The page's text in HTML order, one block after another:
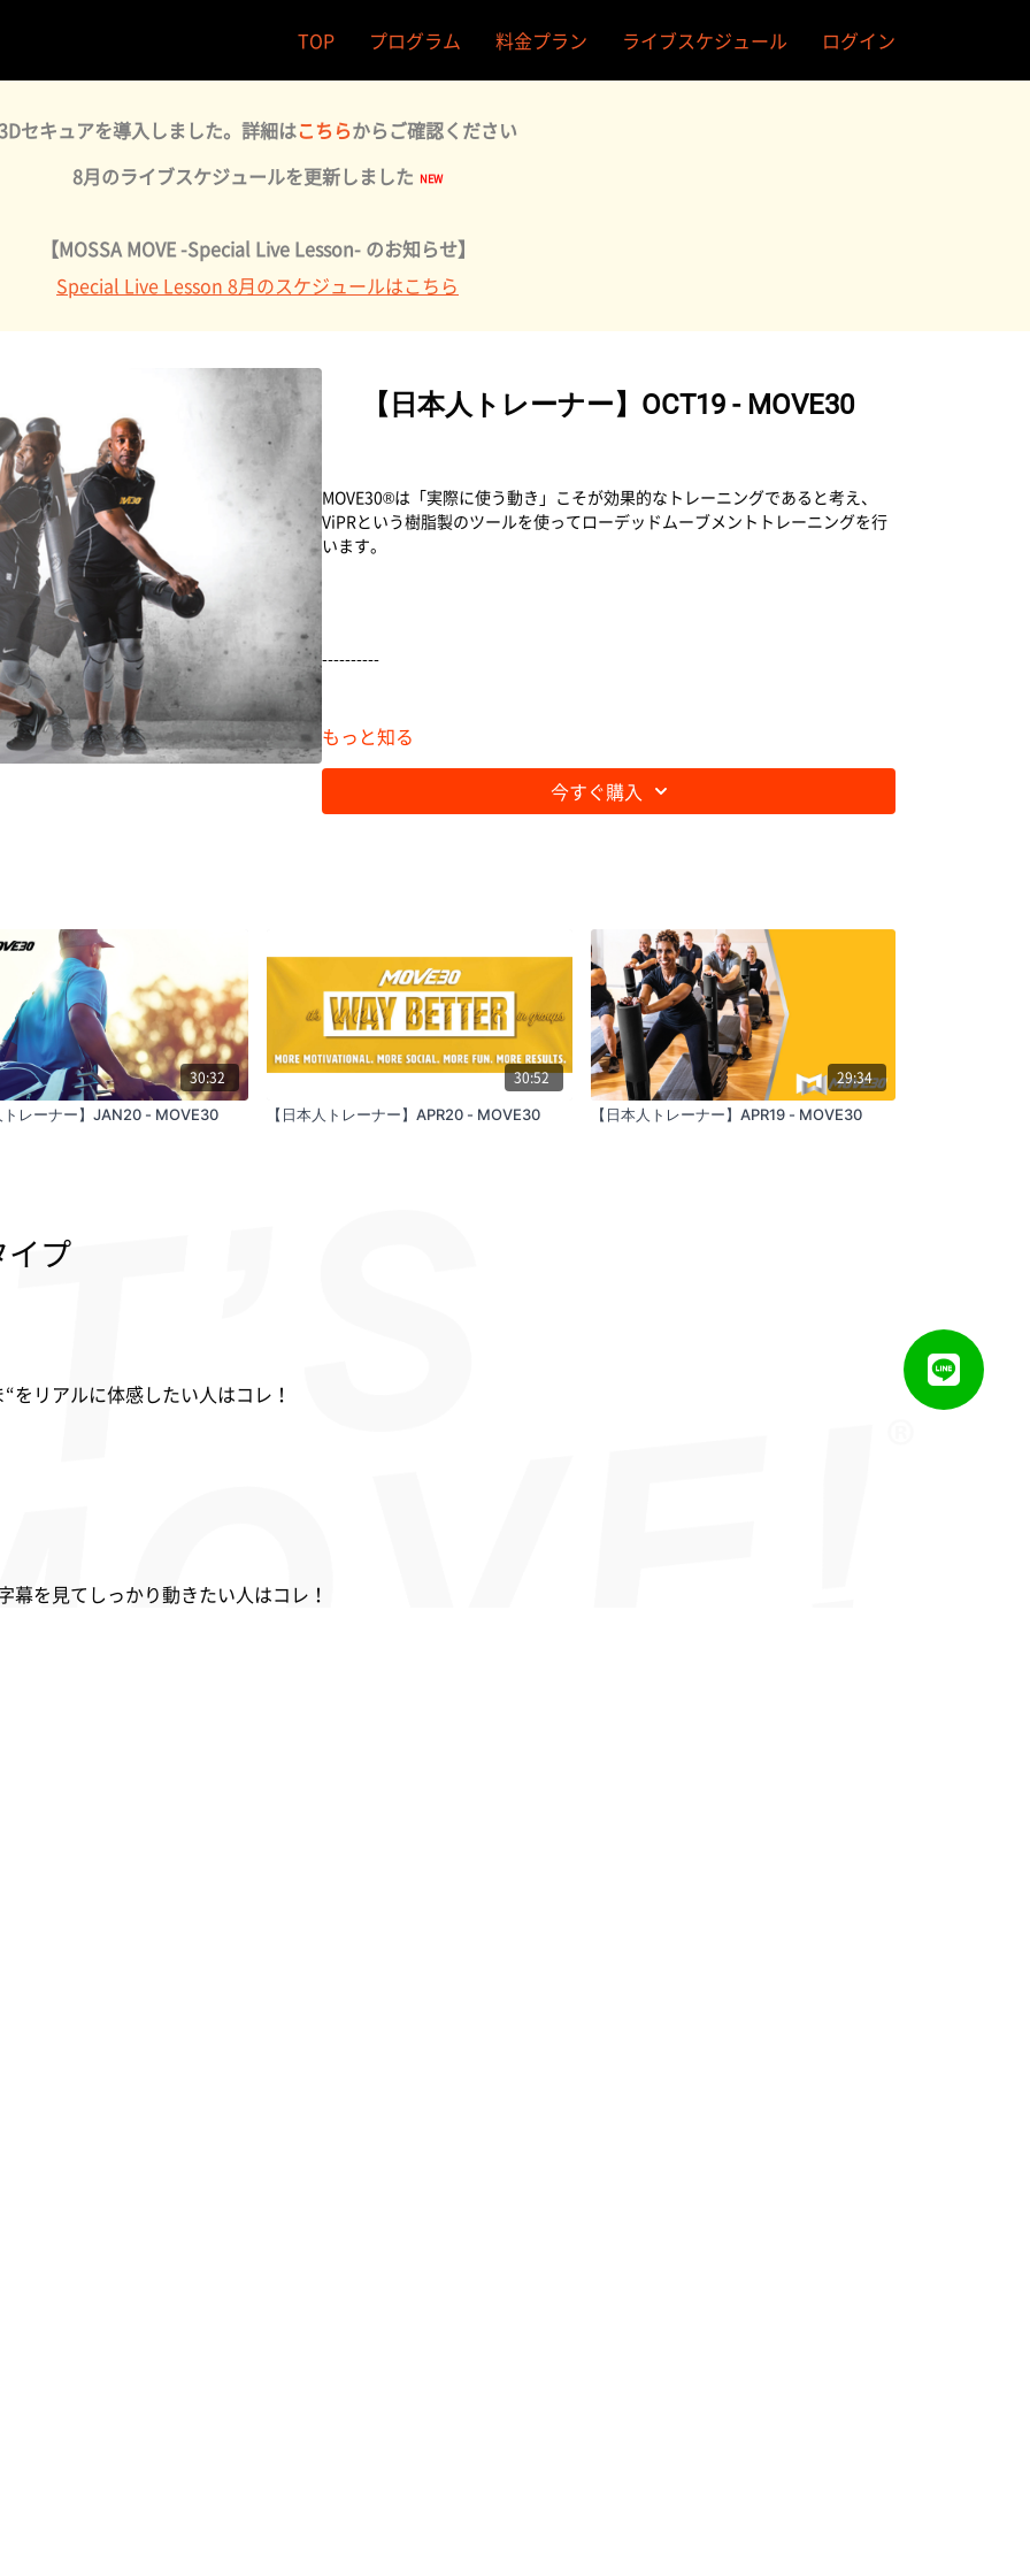
TOP プログラム 料金プラン ライブスケジュール ログイン
セキュアを導入しました。詳細はこちらからご確認ください
8月のライブスケジュールを更新しました
【MOSSA MOVE -Special Live Lesson- のお知らせ】
Special Live Lesson 8月のスケジュールはこちら
【日本人トレーナー】OCT19 - MOVE30
MOVE30®は「実際に使う動き」こそが効果的なトレーニングであると考え、
ViPRという樹脂製のツールを使ってローデッドムーブメントトレーニングを行
います。
----------
MOVE30で使用するViPRは
もっと知る
今すぐ購入
30:32
トレーナー】JAN20 - MOVE30
30:52
【日本人トレーナー】APR20 - MOVE30
29:34
【日本人トレーナー】APR19 - MOVE30
プ
をリアルに体感したい人はコレ！
を見てしっかり動きたい人はコレ！